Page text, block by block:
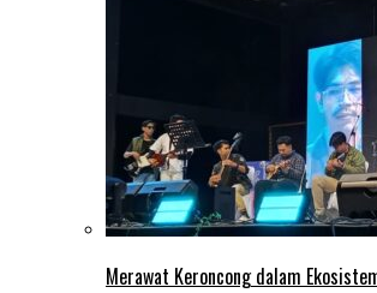
Merawat Keroncong dalam